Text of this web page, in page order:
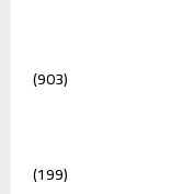
(903)
(199)